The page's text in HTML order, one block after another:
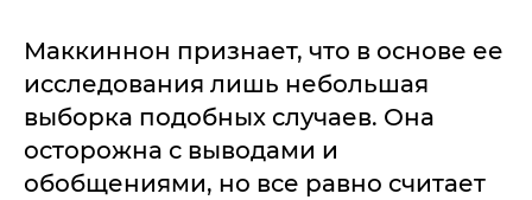
Маккиннон признает, что в основе ее
исследования лишь небольшая
выборка подобных случаев. Она
осторожна с выводами и
обобщениями, но все равно считает